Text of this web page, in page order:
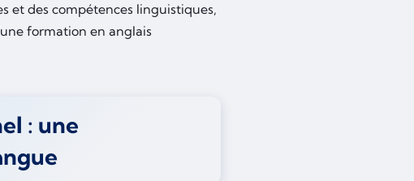
et des compétences linguistiques,
formation en anglais
: une